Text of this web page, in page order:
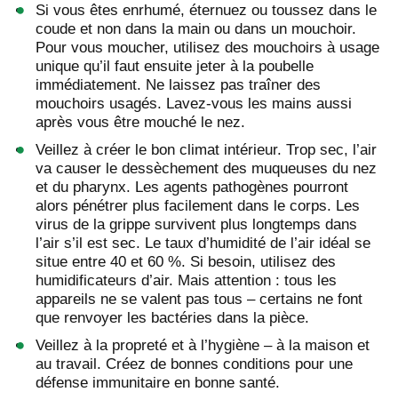
Si vous êtes enrhumé, éternuez ou toussez dans le
coude et non dans la main ou dans un mouchoir.
Pour vous moucher, utilisez des mouchoirs à usage
unique qu’il faut ensuite jeter à la poubelle
immédiatement. Ne laissez pas traîner des
mouchoirs usagés. Lavez-vous les mains aussi
après vous être mouché le nez.
Veillez à créer le bon climat intérieur. Trop sec, l’air
va causer le dessèchement des muqueuses du nez
et du pharynx. Les agents pathogènes pourront
alors pénétrer plus facilement dans le corps. Les
virus de la grippe survivent plus longtemps dans
l’air s’il est sec. Le taux d’humidité de l’air idéal se
situe entre 40 et 60 %. Si besoin, utilisez des
humidificateurs d’air. Mais attention : tous les
appareils ne se valent pas tous – certains ne font
que renvoyer les bactéries dans la pièce.
Veillez à la propreté et à l’hygiène – à la maison et
au travail. Créez de bonnes conditions pour une
défense immunitaire en bonne santé.